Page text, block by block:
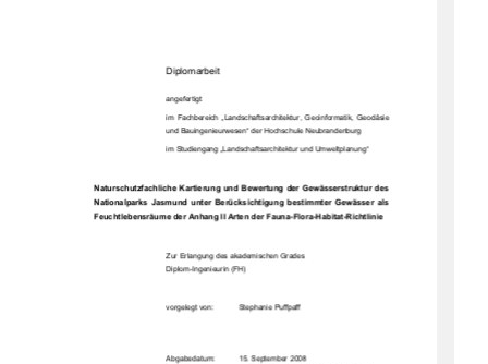
Diplomarbeit
angefertigt
im  Fachbereich  „Landschaftsarchitektur,  Geoinformatik,  Geodäsie
und Bauingenieurwesen“ der Hochschule Neubrandenburg
im Studiengang „Landschaftsarchitektur und Umweltplanung“
Naturschutzfachliche Kartierung und Bewertung der Gewässerstruktur des
Nationalparks  Jasmund  unter  Berücksichtigung  bestimmter  Gewässer  als
Feuchtlebensräume der Anhang II Arten der Fauna-Flora-Habitat-Richtlinie
Zur Erlangung des akademischen Grades
Diplom-Ingenieurin (FH)
vorgelegt von: Stephanie Puffpaff
Abgabedatum: 15. September 2008